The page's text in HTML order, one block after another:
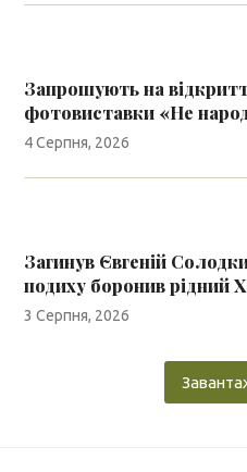
Запрошують на
фотовиставки «Не
4 Серпня, 2026
Загинув Євгеній
подиху боронив рідний
3 Серпня, 2026